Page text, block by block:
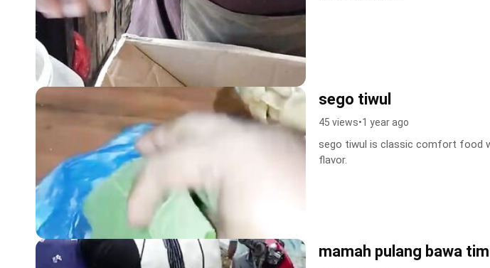
sego tiwul
45 views•1 year ago
sego tiwul is classic comfort food
flavor.
mamah pulang bawa